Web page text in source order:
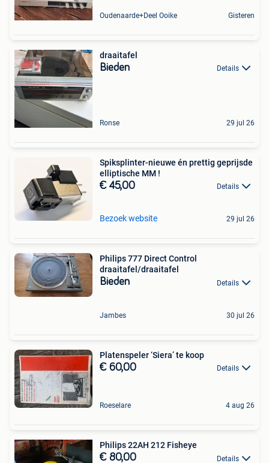
Oudenaarde+Deel Ooike Gisteren
draaitafel
Bieden Details
Ronse 29 jul 26
Spiksplinter-nieuwe én prettig geprijsde
elliptische MM !
€ 45,00 Details
Bezoek website 29 jul 26
Philips 777 Direct Control
draaitafel/draaitafel
Bieden Details
Jambes 30 jul 26
Platenspeler ‘Siera’ te koop
€ 60,00 Details
Roeselare 4 aug 26
Philips 22AH 212 Fisheye
€ 80,00 Details